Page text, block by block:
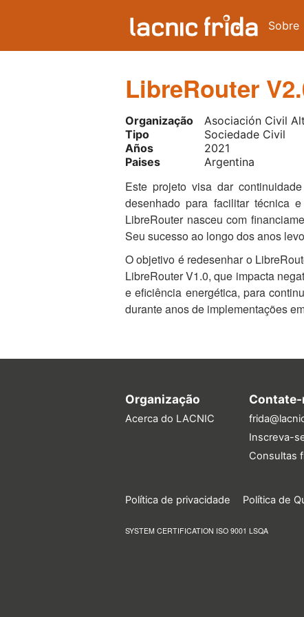
Sobre
LibreRouter
Organização
Asociación Civil
Tipo
Sociedade Civil
Años
2021
Paises
Argentina
Este projeto visa dar
desenhado para facilitar técnica
LibreRouter nasceu com
Seu sucesso ao longo dos anos
O objetivo é redesenhar o
LibreRouter V1.0, que impacta
e eficiência energética, para
durante anos de implementações
Organização
Acerca do LACNIC
Inscreva-
Consultas
Política de privacidade Política de
SYSTEM CERTIFICATION ISO 9001 LSQA